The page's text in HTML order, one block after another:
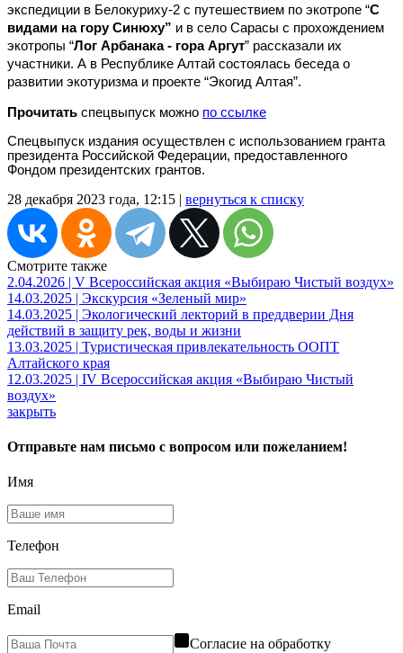
экспедиции в Белокуриху-2 с путешествием по экотропе “С
видами на гору Синюху” и в село Сарасы с прохождением
экотропы “Лог Арбанака - гора Аргут” рассказали их
участники. А в Республике Алтай состоялась беседа о
развитии экотуризма и проекте “Экогид Алтая”.
Прочитать спецвыпуск можно по ссылке
Спецвыпуск издания осуществлен с использованием гранта
президента Российской Федерации, предоставленного
Фондом президентских грантов.
28 декабря 2023 года, 12:15 | вернуться к списку
Смотрите также
2.04.2026 | V Всероссийская акция «Выбираю Чистый воздух»
14.03.2025 | Экскурсия «Зеленый мир»
14.03.2025 | Экологический лекторий в преддверии Дня
действий в защиту рек, воды и жизни
13.03.2025 | Туристическая привлекательность ООПТ
Алтайского края
12.03.2025 | IV Всероссийская акция «Выбираю Чистый
воздух»
закрыть
Отправьте нам письмо с вопросом или пожеланием!
Имя
Телефон
Email
Согласие на обработку